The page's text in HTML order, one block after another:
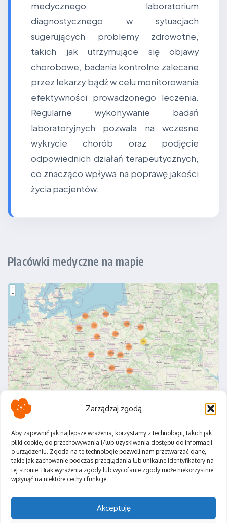
Zarządzaj zgodą
Aby zapewnić jak najlepsze wrażenia, korzystamy z technologii, takich jak
pliki cookie, do przechowywania i/lub uzyskiwania dostępu do informacji
o urządzeniu. Zgoda na te technologie pozwoli nam przetwarzać dane,
takie jak zachowanie podczas przeglądania lub unikalne identyfikatory na
tej stronie. Brak wyrażenia zgody lub wycofanie zgody może niekorzystnie
wpłynąć na niektóre cechy i funkcje.
Akceptuję
medycznego laboratorium
diagnostycznego w sytuacjach
sugerujących problemy zdrowotne,
takich jak utrzymujące się objawy
chorobowe, badania kontrolne zalecane
przez lekarzy bądź w celu monitorowania
efektywności prowadzonego leczenia.
Regularne wykonywanie badań
laboratoryjnych pozwala na wczesne
wykrycie chorób oraz podjęcie
odpowiednich działań terapeutycznych,
co znacząco wpływa na poprawę jakości
życia pacjentów.
Placówki medyczne na mapie
Polityka Prywatności
Regulamin